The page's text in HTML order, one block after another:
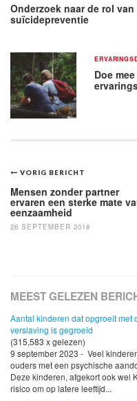
Onderzoek naar de rol
suïcidepreventie
Doe
Bericht
navigatie
VORIG BERICHT
Mensen zonder partner
ervaren een sterke mate
eenzaamheid
26 SEPTEMBER 2018
MEEST GELEZEN
Aantal kinderen dat opgroeit met
verslaving is gegroeid
(315,583 x gelezen)
9 september 2023 - Veel
ouders met een psychische
Deze kinderen, afgekort ook wel
risico om op latere leeftijd...